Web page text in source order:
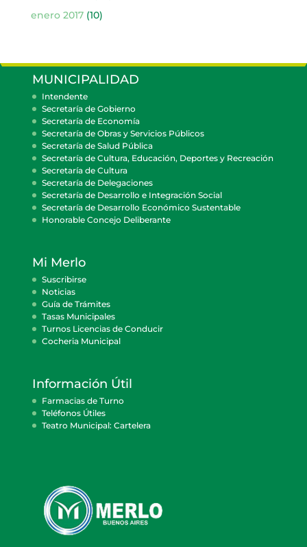
enero 2017(10)
MUNICIPALIDAD
Intendente
Secretaría de Gobierno
Secretaría de Economía
Secretaría de Obras y Servicios Públicos
Secretaría de Salud Pública
Secretaría de Cultura, Educación, Deportes y Recreación
Secretaría de Cultura
Secretaría de Delegaciones
Secretaría de Desarrollo e Integración Social
Secretaría de Desarrollo Económico Sustentable
Honorable Concejo Deliberante
Mi Merlo
Suscribirse
Noticias
Guía de Trámites
Tasas Municipales
Turnos Licencias de Conducir
Cocheria Municipal
Información Útil
Farmacias de Turno
Teléfonos Útiles
Teatro Municipal: Cartelera